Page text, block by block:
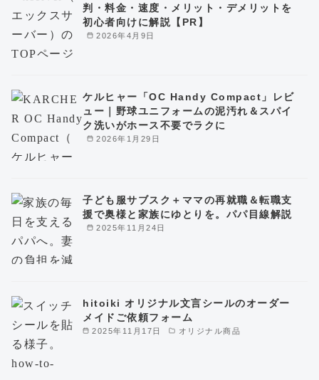
2026年4月9日
判・料金・速度・メリット・デメリットを
初心者向けに解説【PR】
2026年1月29日
ケルヒャー「OC Handy Compact」レビ
ュー｜野球ユニフォームの泥汚れ＆スパイ
ク洗いがホース不要でラクに
2025年11月24日
子ども服サブスク＋ママの再就職＆転職支
援で奥様と家族にゆとりを。パパ目線解説
2025年11月17日 オリジナル商品
hitoiki オリジナル文言シールのオーダー
メイドご依頼フォーム